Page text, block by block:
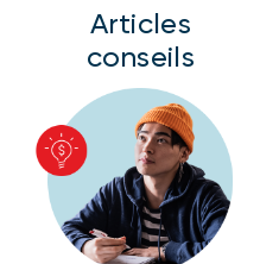
Articles
conseils